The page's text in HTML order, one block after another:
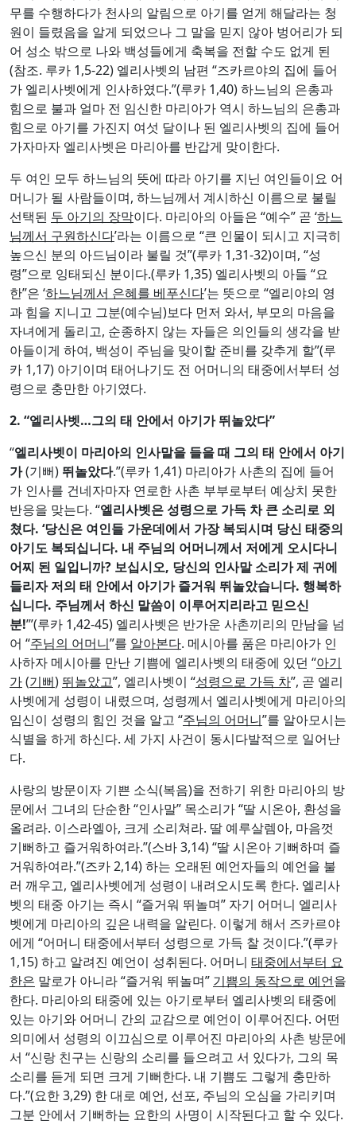
무를 수행하다가 천사의 알림으로 아기를 얻게 해달라는 청
원이 들렸음을 알게 되었으나 그 말을 믿지 않아 벙어리가 되
어 성소 밖으로 나와 백성들에게 축복을 전할 수도 없게 된
(참조. 루카 1,5-22) 엘리사벳의 남편 “즈카르야의 집에 들어
가 엘리사벳에게 인사하였다.”(루카 1,40) 하느님의 은총과
힘으로 불과 얼마 전 임신한 마리아가 역시 하느님의 은총과
힘으로 아기를 가진지 여섯 달이나 된 엘리사벳의 집에 들어
가자마자 엘리사벳은 마리아를 반갑게 맞이한다.
두 여인 모두 하느님의 뜻에 따라 아기를 지닌 여인들이요 어
머니가 될 사람들이며, 하느님께서 계시하신 이름으로 불릴
선택된 두 아기의 장막이다. 마리아의 아들은 “예수” 곧 ‘하느
님께서 구원하신다’라는 이름으로 “큰 인물이 되시고 지극히
높으신 분의 아드님이라 불릴 것”(루카 1,31-32)이며, “성
령”으로 잉태되신 분이다.(루카 1,35) 엘리사벳의 아들 “요
한”은 ‘하느님께서 은혜를 베푸신다’는 뜻으로 “엘리야의 영
과 힘을 지니고 그분(예수님)보다 먼저 와서, 부모의 마음을
자녀에게 돌리고, 순종하지 않는 자들은 의인들의 생각을 받
아들이게 하여, 백성이 주님을 맞이할 준비를 갖추게 할”(루
카 1,17) 아기이며 태어나기도 전 어머니의 태중에서부터 성
령으로 충만한 아기였다.
2. “엘리사벳…그의 태 안에서 아기가 뛰놀았다”
“엘리사벳이 마리아의 인사말을 들을 때 그의 태 안에서 아기
가(기뻐) 뛰놀았다.”(루카 1,41) 마리아가 사촌의 집에 들어
가 인사를 건네자마자 연로한 사촌 부부로부터 예상치 못한
반응을 맞는다. “엘리사벳은 성령으로 가득 차 큰 소리로 외
쳤다. ‘당신은 여인들 가운데에서 가장 복되시며 당신 태중의
아기도 복되십니다. 내 주님의 어머니께서 저에게 오시다니
어찌 된 일입니까? 보십시오, 당신의 인사말 소리가 제 귀에
들리자 저의 태 안에서 아기가 즐거워 뛰놀았습니다. 행복하
십니다. 주님께서 하신 말씀이 이루어지리라고 믿으신
분!’”(루카 1,42-45) 엘리사벳은 반가운 사촌끼리의 만남을 넘
어 “주님의 어머니”를 알아본다. 메시아를 품은 마리아가 인
사하자 메시아를 만난 기쁨에 엘리사벳의 태중에 있던 “아기
가(기뻐) 뛰놀았고”, 엘리사벳이 “성령으로 가득 차”, 곧 엘리
사벳에게 성령이 내렸으며, 성령께서 엘리사벳에게 마리아의
임신이 성령의 힘인 것을 알고 “주님의 어머니”를 알아모시는
식별을 하게 하신다. 세 가지 사건이 동시다발적으로 일어난
다.
사랑의 방문이자 기쁜 소식(복음)을 전하기 위한 마리아의 방
문에서 그녀의 단순한 “인사말” 목소리가 “딸 시온아, 환성을
올려라. 이스라엘아, 크게 소리쳐라. 딸 예루살렘아, 마음껏
기뻐하고 즐거워하여라.”(스바 3,14) “딸 시온아 기뻐하며 즐
거워하여라.”(즈카 2,14) 하는 오래된 예언자들의 예언을 불
러 깨우고, 엘리사벳에게 성령이 내려오시도록 한다. 엘리사
벳의 태중 아기는 즉시 “즐거워 뛰놀며” 자기 어머니 엘리사
벳에게 마리아의 깊은 내력을 알린다. 이렇게 해서 즈카르야
에게 “어머니 태중에서부터 성령으로 가득 찰 것이다.”(루카
1,15) 하고 알려진 예언이 성취된다. 어머니 태중에서부터 요
한은 말로가 아니라 “즐거워 뛰놀며” 기쁨의 동작으로 예언을
한다. 마리아의 태중에 있는 아기로부터 엘리사벳의 태중에
있는 아기와 어머니 간의 교감으로 예언이 이루어진다. 어떤
의미에서 성령의 이끄심으로 이루어진 마리아의 사촌 방문에
서 “신랑 친구는 신랑의 소리를 들으려고 서 있다가, 그의 목
소리를 듣게 되면 크게 기뻐한다. 내 기쁨도 그렇게 충만하
다.”(요한 3,29) 한 대로 예언, 선포, 주님의 오심을 가리키며
그분 안에서 기뻐하는 요한의 사명이 시작된다고 할 수 있다.